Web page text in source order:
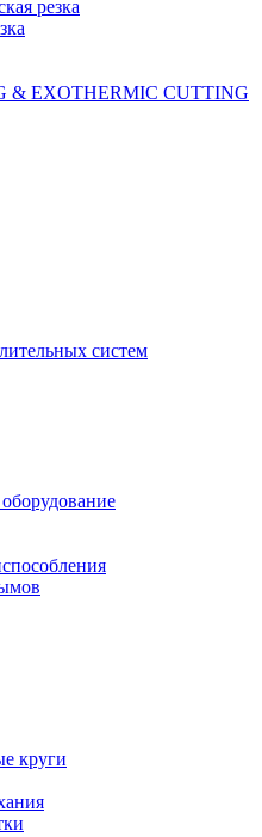
резка
& EXOTHERMIC CUTTING
систем
круги